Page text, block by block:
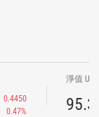
0.4450
0.47%
淨值